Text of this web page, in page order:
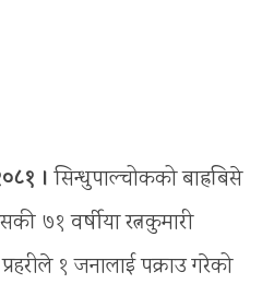
। सिन्धुपाल्चोकको बाह्रबिसे
७१ वर्षीया रत्नकुमारी
१ जनालाई पक्राउ गरेको